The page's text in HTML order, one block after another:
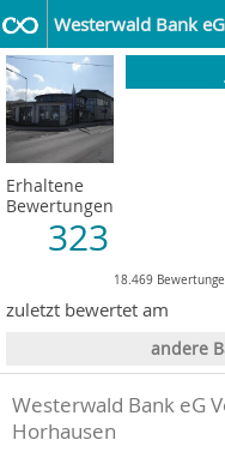
Westerwald Bank
Erhaltene
Bewertungen
323
18.469
zuletzt bewertet am
andere
Westerwald Bank eG
Horhausen